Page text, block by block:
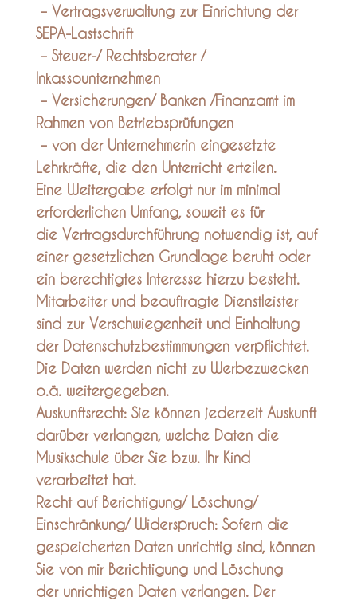
– Vertragsverwaltung zur Einrichtung der
SEPA-Lastschrift
– Steuer-/ Rechtsberater /
Inkassounternehmen
– Versicherungen/ Banken /Finanzamt im
Rahmen von Betriebsprüfungen
– von der Unternehmerin eingesetzte
Lehrkräfte, die den Unterricht erteilen.
Eine Weitergabe erfolgt nur im minimal
erforderlichen Umfang, soweit es für
die Vertragsdurchführung notwendig ist, auf
einer gesetzlichen Grundlage beruht oder
ein berechtigtes Interesse hierzu besteht.
Mitarbeiter und beauftragte Dienstleister
sind zur Verschwiegenheit und Einhaltung
der Datenschutzbestimmungen verpflichtet.
Die Daten werden nicht zu Werbezwecken
o.ä. weitergegeben.
Auskunftsrecht: Sie können jederzeit Auskunft
darüber verlangen, welche Daten die
Musikschule über Sie bzw. Ihr Kind
verarbeitet hat.
Recht auf Berichtigung/ Löschung/
Einschränkung/ Widerspruch: Sofern die
gespeicherten Daten unrichtig sind, können
Sie von mir Berichtigung und Löschung
der unrichtigen Daten verlangen. Der